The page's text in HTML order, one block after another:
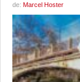
de: Marcel Hoster